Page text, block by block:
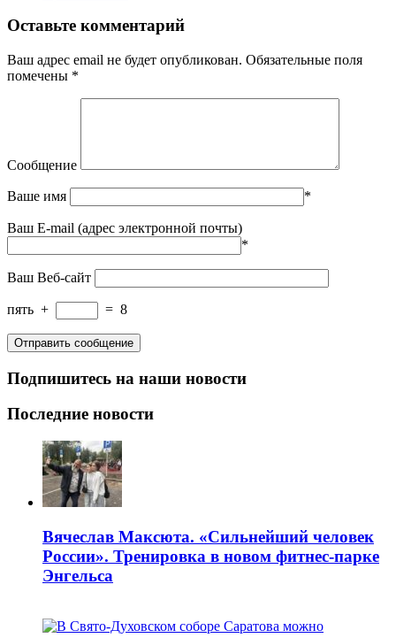
Оставьте комментарий
Ваш адрес email не будет опубликован. Обязательные поля
помечены *
Сообщение
Ваше имя *
Ваш E-mail (адрес электронной почты)
*
Ваш Веб-сайт
пять + = 8
Подпишитесь на наши новости
Последние новости
Вячеслав Максюта. «Сильнейший человек
России». Тренировка в новом фитнес-парке
Энгельса